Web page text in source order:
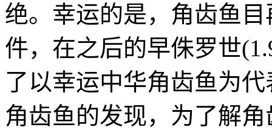
绝。幸运的是，角齿鱼
件，在之后的早侏罗世
了以幸运中华角齿鱼为
角齿鱼的发现，为了解